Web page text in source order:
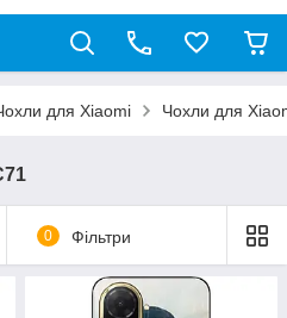
для Xiaomi Чохли для
0 Фільтри